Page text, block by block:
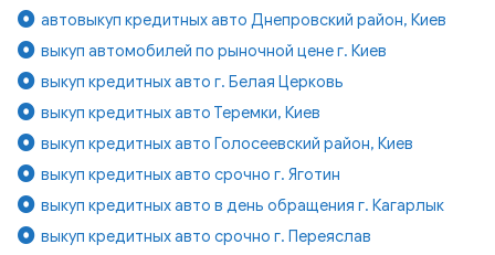
автовыкуп кредитных авто Днепровский район, Киев
выкуп автомобилей по рыночной цене г. Киев
выкуп кредитных авто г. Белая Церковь
выкуп кредитных авто Теремки, Киев
выкуп кредитных авто Голосеевский район, Киев
выкуп кредитных авто срочно г. Яготин
выкуп кредитных авто в день обращения г. Кагарлык
выкуп кредитных авто срочно г. Переяслав